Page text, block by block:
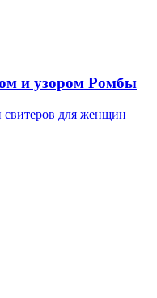
и узором Ромбы
для женщин